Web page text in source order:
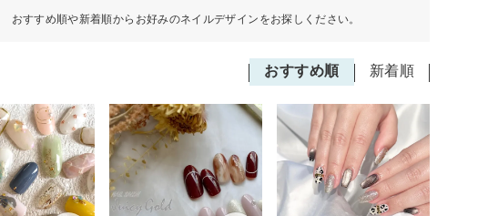
おすすめ順や新着順からお好みのネイルデザインをお探しください。
おすすめ順 新着順